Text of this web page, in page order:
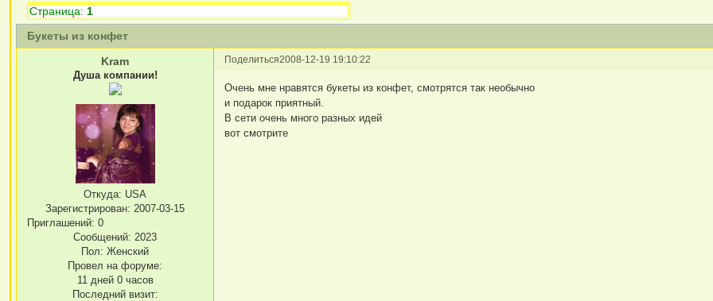
Букеты из конфет
Страница: 1
Поделиться2008-12-19 19:10:22
Kram
Душа компании!
Откуда: USA
Зарегистрирован: 2007-03-15
Приглашений: 0
Сообщений: 2023
Пол: Женский
Провел на форуме:
11 дней 0 часов
Последний визит:
Очень мне нравятся букеты из конфет, смотрятся так необычно
и подарок приятный.
В сети очень много разных идей
вот смотрите